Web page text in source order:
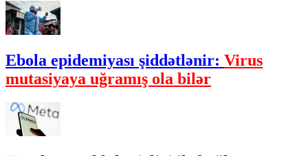
Ebola epidemiyası şiddətlənir: Virus
mutasiyaya uğramış ola bilər